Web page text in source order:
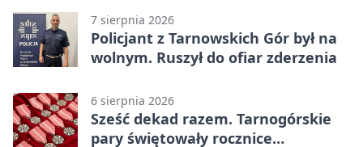
7 sierpnia 2026
Policjant z Tarnowskich Gór był na
wolnym. Ruszył do ofiar zderzenia
6 sierpnia 2026
Sześć dekad razem. Tarnogórskie
pary świętowały rocznice